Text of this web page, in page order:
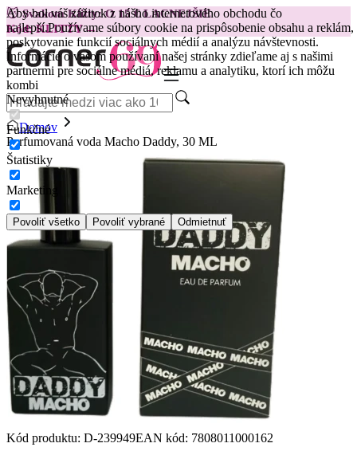
Aby bol váš zážitok z nášho internetového obchodu čo
najlepší.Používame súbory cookie na prispôsobenie obsahu a reklám,
poskytovanie funkcií sociálnych médií a analýzu návštevnosti.
Informácie o vašom používaní našej stránky zdieľame aj s našimi
partnermi pre sociálne médiá, reklamu a analytiku, ktorí ich môžu
kombi
Nevyhnutné
Funkčné
Štatistiky
Marketing
Povoliť všetko Povoliť vybrané Odmietnuť
😽Svakom Klitty: O 15 € LACNEJŠIE
Kód: KLITTY →
Domov
Parfumovaná voda Macho Daddy, 30 ML
Kód produktu: D-239949EAN kód: 7808011000162